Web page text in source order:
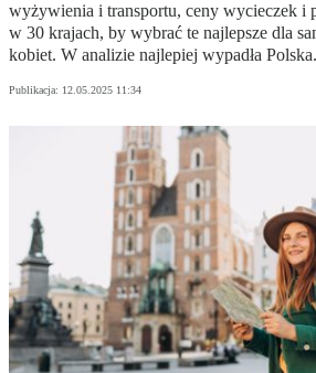
wyżywienia i transportu, ceny wycieczek i
w 30 krajach, by wybrać te najlepsze dla
kobiet. W analizie najlepiej wypadła Polska.
Publikacja: 12.05.2025 11:34